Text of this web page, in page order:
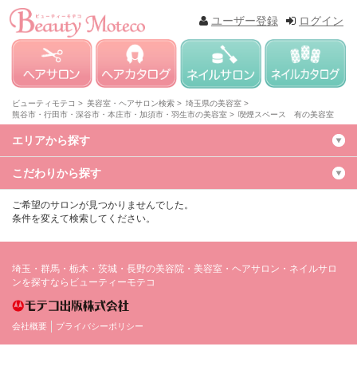
ログイン
ユーザー登録
ビューティモテコ > 美容室・ヘアサロン検索 > 埼玉県の美容室 >
熊谷市・行田市・深谷市・本庄市・加須市・羽生市の美容室 > 喫煙スペース 有の美容室
エリアから探す
こだわりから探す
ご希望のサロンが見つかりませんでした。
条件を変えて検索してください。
埼玉・群馬・栃木・茨城・長野の美容院・美容室・ヘアサロン・ネイルサロ
ンを探すならビューティーモテコ
会社概要 プライバシーポリシー